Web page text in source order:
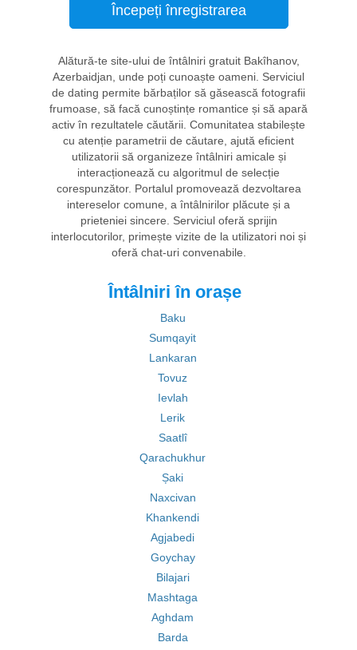
Începeți înregistrarea
Alătură-te site-ului de întâlniri gratuit Bakîhanov,
Azerbaidjan, unde poți cunoaște oameni. Serviciul
de dating permite bărbaților să găsească fotografii
frumoase, să facă cunoștințe romantice și să apară
activ în rezultatele căutării. Comunitatea stabilește
cu atenție parametrii de căutare, ajută eficient
utilizatorii să organizeze întâlniri amicale și
interacționează cu algoritmul de selecție
corespunzător. Portalul promovează dezvoltarea
intereselor comune, a întâlnirilor plăcute și a
prieteniei sincere. Serviciul oferă sprijin
interlocutorilor, primește vizite de la utilizatori noi și
oferă chat-uri convenabile.
Întâlniri în orașe
Baku
Sumqayit
Lankaran
Tovuz
Ievlah
Lerik
Saatlî
Qarachukhur
Șaki
Naxcivan
Khankendi
Agjabedi
Goychay
Bilajari
Mashtaga
Aghdam
Barda